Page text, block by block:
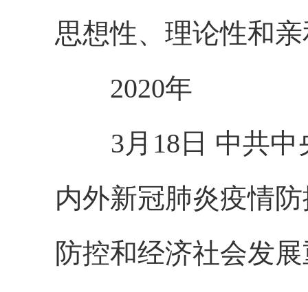
思想性、理论性和
2020年
3月18日 中共中
内外新冠肺炎疫情
防控和经济社会发